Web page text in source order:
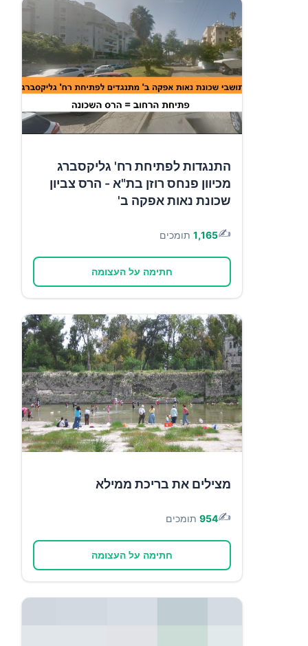
התנגדות לפתיחת רח' גליקסברג
מכיוון פנחס רוזן בת"א - הרס צביון
שכונת נאות אפקה ב'
✍️
1,165 תומכים
חתימה על העצומה
מצילים את בריכת ממילא
✍️
954 תומכים
חתימה על העצומה